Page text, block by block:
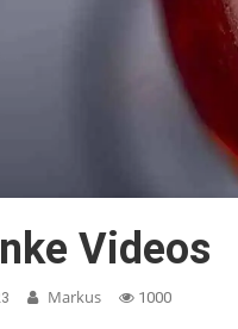
Videos
Markus 1000